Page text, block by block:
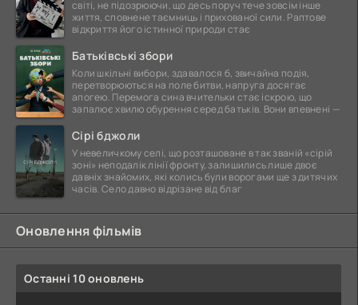
світі, не підозрюючи, що десь поруч тече зовсім інше
життя, сповнене таємниць і прихованої сили. Раптове
відкриття його істинної природи стає
Батьківські збори
Коли шкільні вибори, здавалося б, звичайна подія,
перетворюються на поле битви, напруга досягає
апогею. Перемога сина вчительки стає іскрою, що
запалює хвилю обурення серед батьків. Вони впевнені —
Сірі бджоли
У невеличкому селі, що розташоване в так званій «сірій
зоні» неподалік лінії фронту, залишились лише двоє
давніх знайомих, які колись були ворогами ще з дитячих
часів. Село давно відрізане від благ
Оновлення фільмів
Останні 10 оновлень